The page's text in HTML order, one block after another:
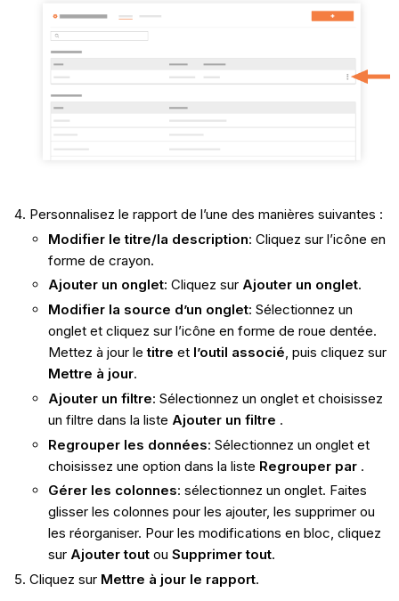
Personnalisez le rapport de l’une des manières suivantes :
Modifier le titre/la description: Cliquez sur l’icône en
forme de crayon.
Ajouter un onglet: Cliquez sur Ajouter un onglet.
Modifier la source d’un onglet: Sélectionnez un
onglet et cliquez sur l’icône en forme de roue dentée.
Mettez à jour letitre et l’outil associé, puis cliquez sur
Mettre à jour.
Ajouter un filtre: Sélectionnez un onglet et choisissez
un filtre dans la liste Ajouter un filtre .
Regrouper les données: Sélectionnez un onglet et
choisissez une option dans la liste Regrouper par.
Gérer les colonnes: sélectionnez un onglet. Faites
glisser les colonnes pour les ajouter, les supprimer ou
les réorganiser. Pour les modifications en bloc, cliquez
sur Ajouter toutou Supprimer tout.
Cliquez sur Mettre à jour le rapport.